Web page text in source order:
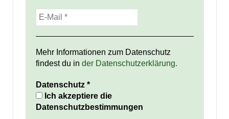
Mehr Informationen zum Datenschutz
findest du in der Datenschutzerklärung.
Datenschutz *
Ich akzeptiere die
Datenschutzbestimmungen